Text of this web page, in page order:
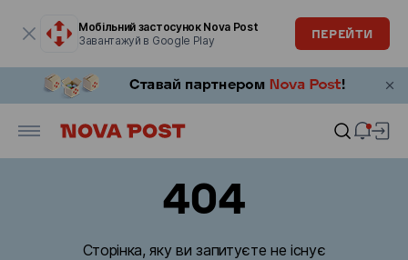
Мобільний застосунок Nova Post
Завантажуй в Google Play
ПЕРЕЙТИ
404
Сторінка, яку ви запитуєте не існує